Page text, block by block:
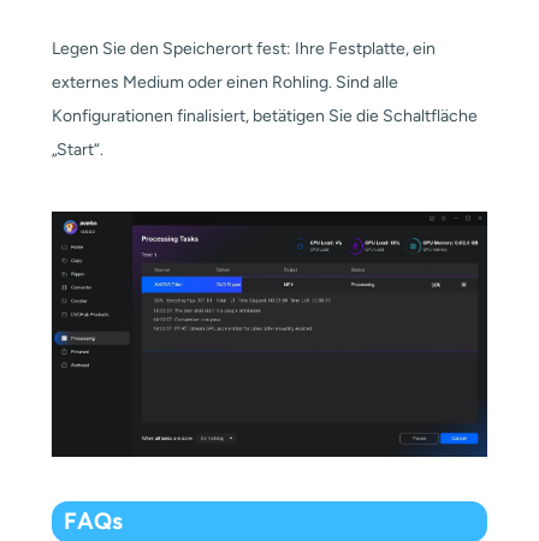
Legen Sie den Speicherort fest: Ihre Festplatte, ein
externes Medium oder einen Rohling. Sind alle
Konfigurationen finalisiert, betätigen Sie die Schaltfläche
„Start“.
FAQs